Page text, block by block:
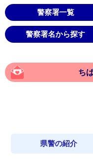
警察署一覧
警察署名から探す
ち
県警の紹介